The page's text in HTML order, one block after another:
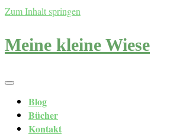
Zum Inhalt springen
Meine kleine Wiese
Blog
Bücher
Kontakt